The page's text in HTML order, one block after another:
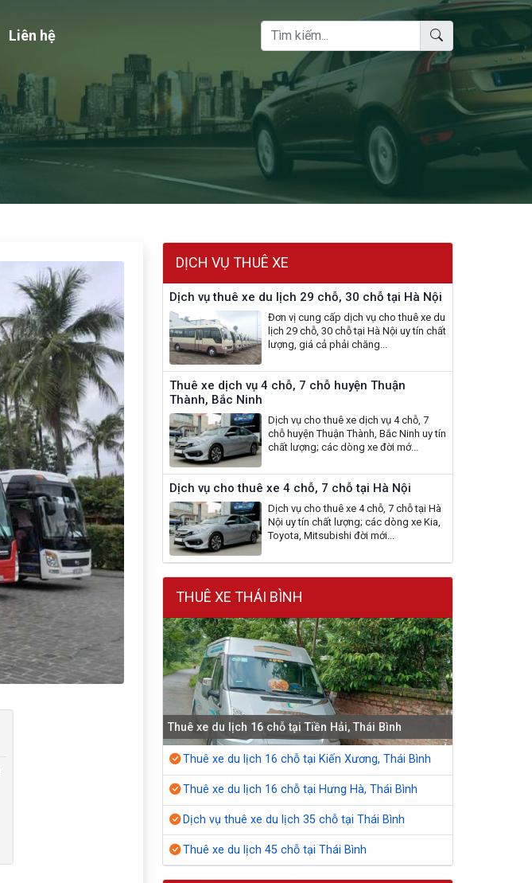
Liên hệ
DỊCH VỤ THUÊ XE
Dịch vụ thuê xe du lịch 29 chỗ, 30 chỗ tại Hà Nội
Đơn vị cung cấp dịch vụ cho thuê xe du
lịch 29 chỗ, 30 chỗ tại Hà Nội uy tín chất
lượng, giá cả phải chăng...
Thuê xe dịch vụ 4 chỗ, 7 chỗ huyện Thuận
Thành, Bắc Ninh
Dịch vụ cho thuê xe dịch vụ 4 chỗ, 7
chỗ huyện Thuận Thành, Bắc Ninh uy tín
chất lượng; các dòng xe đời mớ...
Dịch vụ cho thuê xe 4 chỗ, 7 chỗ tại Hà Nội
Dịch vụ cho thuê xe 4 chỗ, 7 chỗ tại Hà
Nội uy tín chất lượng; các dòng xe Kia,
Toyota, Mitsubishi đời mới...
THUÊ XE THÁI BÌNH
Thuê xe du lịch 16 chỗ tại Tiền Hải, Thái Bình
Thuê xe du lịch 16 chỗ tại Kiến Xương, Thái Bình
Thuê xe du lịch 16 chỗ tại Hưng Hà, Thái Bình
Dịch vụ thuê xe du lịch 35 chỗ tại Thái Bình
Thuê xe du lịch 45 chỗ tại Thái Bình